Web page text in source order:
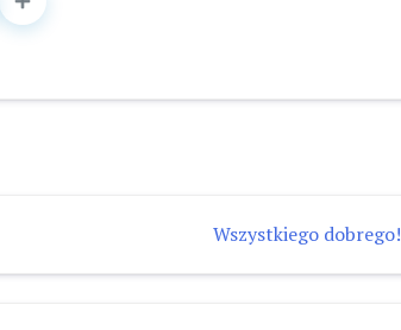
Wszystkiego dobrego!